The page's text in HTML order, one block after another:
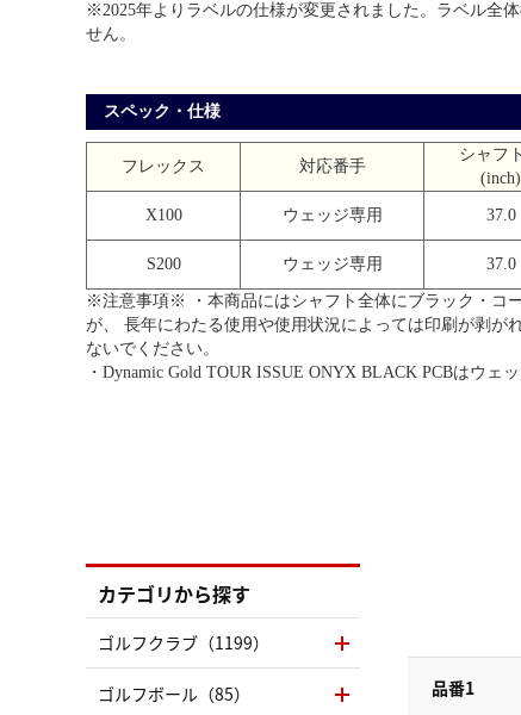
※2025年よりラベルの仕様が変更されました。ラベル全
せん。
スペック・仕様
フレックス 対応番手
シャフ
(inch)
X100 ウェッジ専用 37.0
S200 ウェッジ専用 37.0
※注意事項※ ・本商品にはシャフト全体にブラック・コ
が、 長年にわたる使用や使用状況によっては印刷が剥が
ないでください。
・Dynamic Gold TOUR ISSUE ONYX BLACK PCBはウェ
品番1
カテゴリから探す
ゴルフクラブ（1199）
ゴルフボール（85）